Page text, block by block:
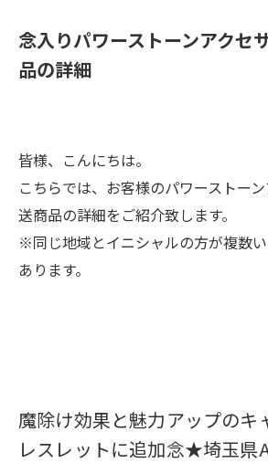
念入りパワーストーンアクセ
品の詳細
皆様、こんにちは。
こちらでは、お客様のパワーストー
送商品の詳細をご紹介致します。
※同じ地域とイニシャルの方が複数
あります。
魔除け効果と魅力アップのキ
レスレットに追加念★埼玉県